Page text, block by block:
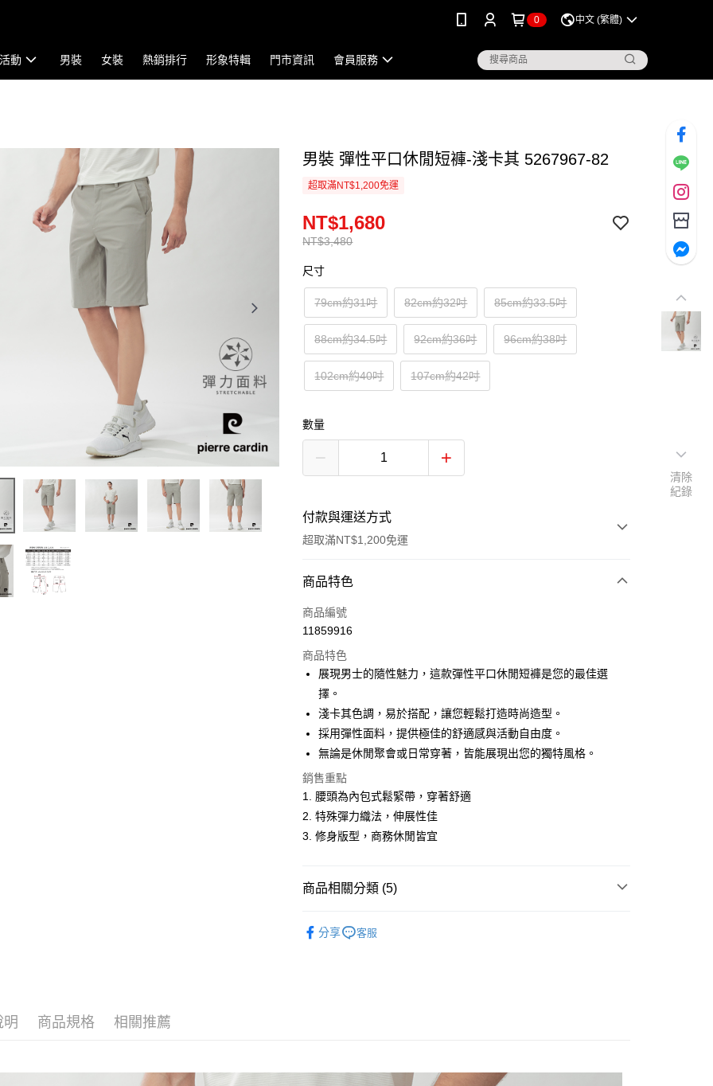
0 中文 (繁體)
動 男裝 女裝 熱銷排行 形象特輯 門市資訊 會員服務
男裝 彈性平口休閒短褲-淺卡其 5267967-82
超取滿NT$1,200免運
NT$3,480
NT$1,680
尺寸
79cm約31吋 82cm約32吋 85cm約33.5吋
88cm約34.5吋 92cm約36吋 96cm約38吋
102cm約40吋 107cm約42吋
數量
付款與運送方式
超取滿NT$1,200免運
付款方式
信用卡一次付款
LINE Pay
Apple Pay
悠遊付
Google Pay
ATM付款
運送方式
每筆NT$60，滿NT$1,200(含以上)免運費
每筆NT$60，滿NT$1,200(含以上)免運費
7-11取貨付款
商品特色
商品編號
11859916
商品特色
展現男士的隨性魅力，這款彈性平口休閒短褲是您的最佳選
擇。
淺卡其色調，易於搭配，讓您輕鬆打造時尚造型。
採用彈性面料，提供極佳的舒適感與活動自由度。
無論是休閒聚會或日常穿著，皆能展現出您的獨特風格。
銷售重點
1. 腰頭為內包式鬆緊帶，穿著舒適
2. 特殊彈力織法，伸展性佳
3. 修身版型，商務休閒皆宜
商品相關分類 (5)
分享 客服
明 商品規格 相關推薦
清除
紀錄